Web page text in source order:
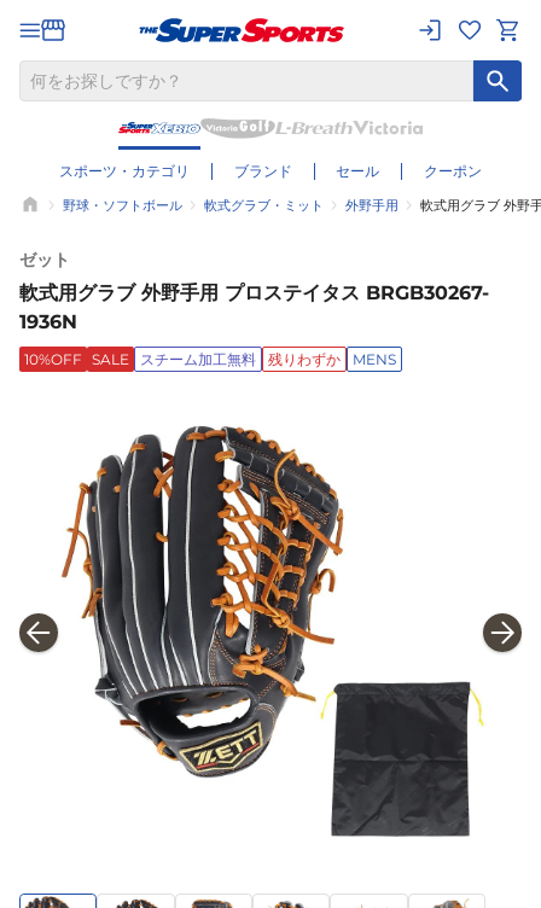
スポーツ・カテゴリ ブランド セール クーポン
野球・ソフトボール 軟式グラブ・ミット 外野手用 軟式用グラブ 外野
ゼット
軟式用グラブ 外野手用 プロステイタス BRGB30267-
1936N
10%OFF SALE スチーム加工無料 残りわずか MENS